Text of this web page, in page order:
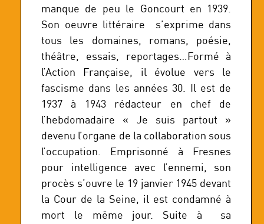
manque de peu le Goncourt en 1939.
Son oeuvre littéraire s’exprime dans
tous les domaines, romans, poésie,
théâtre, essais, reportages…Formé à
l’Action Française, il évolue vers le
fascisme dans les années 30. Il est de
1937 à 1943 rédacteur en chef de
l’hebdomadaire « Je suis partout »
devenu l’organe de la collaboration sous
l’occupation. Emprisonné à Fresnes
pour intelligence avec l’ennemi, son
procès s’ouvre le 19 janvier 1945 devant
la Cour de la Seine, il est condamné à
mort le même jour. Suite à sa